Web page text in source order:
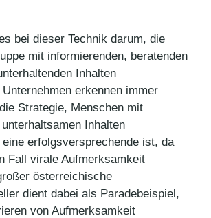
bei dieser Technik darum, die
mit informierenden, beratenden
Inhalten
erkennen immer
Strategie, Menschen mit
Inhalten
erfolgsversprechende ist, da
Fall virale Aufmerksamkeit
österreichische
dient dabei als Paradebeispiel,
von Aufmerksamkeit